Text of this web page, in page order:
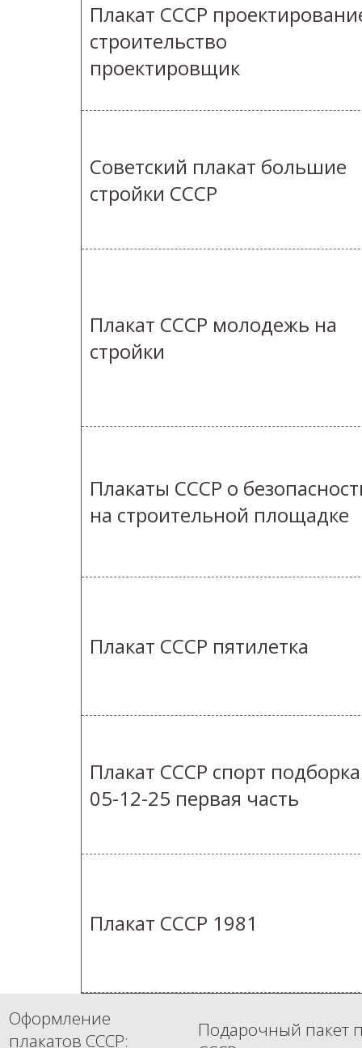
Плакат СССР
строительство
проектировщик
Советский плакат большие
стройки СССР
Плакат СССР молодежь на
стройки
Плакаты СССР о
на строительной площадке
Плакат СССР пятилетка
Плакат СССР спорт подборка
05-12-25 первая часть
Плакат СССР 1981
Оформление
плакатов СССР:
Подарочный пакет